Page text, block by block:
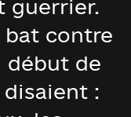
guerrier.
bat contre
début de
disaient :